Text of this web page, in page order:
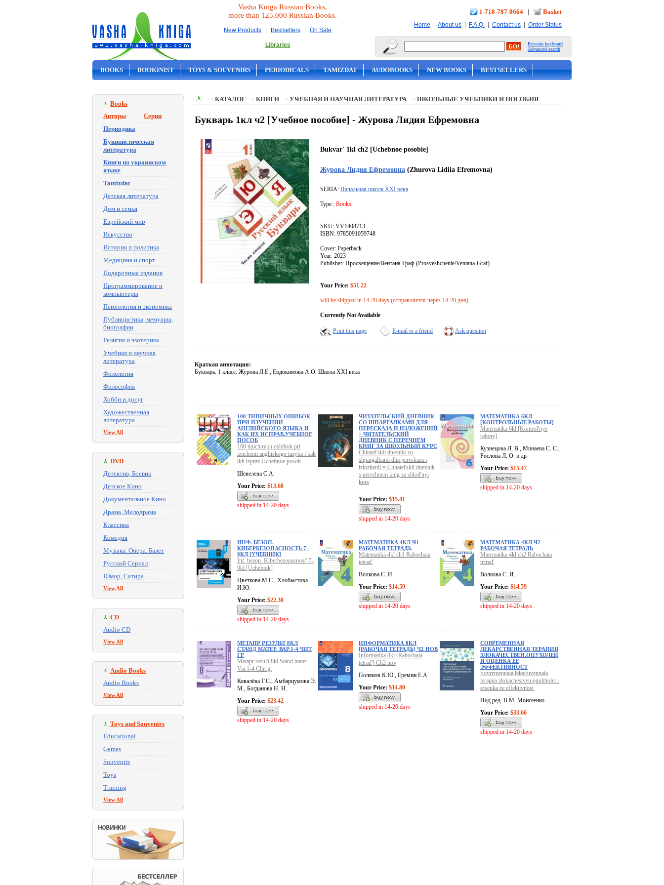
Vasha Kniga Russian Books,
more than 125,000 Russian Books.
New Products | Bestsellers | On Sale
Libraries
1-718-787-0664 | Basket
Home | About us | F.A.Q. | Contact us | Order Status
Russian keyboard
Advanced search
BOOKS BOOKINIST TOYS & SOUVENIRS PERIODICALS TAMIZDAT AUDOBOOKS NEW BOOKS BESTSELLERS
Books
Авторы
Серии
Периодика
Букинистическая
литература
Книги на украинском
языке
Tamizdat
Детская литература
Дом и семья
Еврейский мир
Искусство
История и политика
Медицина и спорт
Подарочные издания
Программирование и
компьютеры
Психология и экономика
Публицистика, мемуары,
биографии
Религия и эзотерика
Учебная и научная
литература
Филология
Философия
Хобби и досуг
Художественная
литература
View All
DVD
Детектив, Боевик
Детское Кино
Документальное Кино
Драма. Мелодрама
Классика
Комедия
Музыка. Опера. Балет
Русский Сериал
Юмор, Сатира
View All
CD
Audio CD
View All
Audio Books
Audio Books
View All
Toys and Souvenirs
Educational
Games
Souvenirs
Toys
Training
View All
КАТАЛОГ КНИГИ УЧЕБНАЯ И НАУЧНАЯ ЛИТЕРАТУРА ШКОЛЬНЫЕ УЧЕБНИКИ И ПОСОБИЯ
Букварь 1кл ч2 [Учебное пособие] - Журова Лидия Ефремовна
Bukvar' 1kl ch2 [Uchebnoe posobie]
Журова Лидия Ефремовна (Zhurova Lidiia Efremovna)
SERIA: Начальная школа ХХI века
Type : Books
SKU: VV1408713
ISBN: 9785091059748
Cover: Paperback
Year: 2023
Publisher: Просвещение/Вентана-Граф (Prosveshchenie/Ventana-Graf)
Your Price: $51.22
will be shipped in 14-20 days (отправляется через 14-20 дня)
Currently Not Available
Print this page E-mail to a friend Ask question
Краткая аннотация:
Букварь. 1 класс. Журова Л.Е., Евдокимова А.О. Школа XXI века
100 ТИПИЧНЫХ ОШИБОК
ПРИ ИЗУЧЕНИИ
АНГЛИЙСКОГО ЯЗЫКА И
КАК ИХ ИСПРАВ.УЧЕБНОЕ
ПОСОБ
100 tipichnykh oshibok pri
izuchenii angliiskogo iazyka i kak
ikh isprav.Uchebnoe posob
Шевелева С.А.
Your Price: $13.68
shipped in 14-20 days
ЧИТАТЕЛЬСКИЙ ДНЕВНИК
СО ШПАРГАЛКАМИ ДЛЯ
ПЕРЕСКАЗА И ИЗЛОЖЕНИЙ
= ЧИТАТЕЛЬСКИЙ
ДНЕВНИК С ПЕРЕЧНЕМ
КНИГ ЗА ШКОЛЬНЫЙ КУРС
Chitatel'skii dnevnik so
shpargalkami dlia pereskaza i
izlozhenii = Chitatel'skii dnevnik
s perechnem knig za shkol'nyi
kurs
Your Price: $15.41
shipped in 14-20 days
МАТЕМАТИКА 6КЛ
[КОНТРОЛЬНЫЕ РАБОТЫ]
Matematika 6kl [Kontrol'nye
raboty]
Кузнецова Л. В., Минаева С. С.,
Рослова Л. О. и др
Your Price: $15.47
shipped in 14-20 days
ИНФ. БЕЗОП.
КИБЕРБЕЗОПАСНОСТЬ 7–
9КЛ [УЧЕБНИК]
Inf. bezop. Kiberbezopasnost' 7–
9kl [Uchebnik]
Цветкова М.С., Хлобыстова
И.Ю.
Your Price: $22.30
shipped in 14-20 days
МАТЕМАТИКА 4КЛ Ч1
РАБОЧАЯ ТЕТРАДЬ
Matematika 4kl ch1 Rabochaia
tetrad'
Волкова С. И.
Your Price: $14.59
shipped in 14-20 days
МАТЕМАТИКА 4КЛ Ч2
РАБОЧАЯ ТЕТРАДЬ
Matematika 4kl ch2 Rabochaia
tetrad'
Волкова С. И.
Your Price: $14.59
shipped in 14-20 days
МЕТАПР РЕЗУЛЬТ 8КЛ
СТАНД МАТЕР. ВАР.1-4 ЧИТ
ГР
Metapr rezul't 8kl Stand mater.
Var.1-4 Chit gr
Ковалёва Г.С., Амбарцумова Э.
М., Богданова Н. Н.
Your Price: $23.42
shipped in 14-20 days
ИНФОРМАТИКА 8КЛ
[РАБОЧАЯ ТЕТРАДЬ] Ч2 НОВ
Informatika 8kl [Rabochaia
tetrad'] Ch2 nov
Поляков К.Ю., Еремин Е.А.
Your Price: $14.80
shipped in 14-20 days
СОВРЕМЕННАЯ
ЛЕКАРСТВЕННАЯ ТЕРАПИЯ
ЗЛОКАЧЕСТВЕН.ОПУХОЛЕЙ
И ОЦЕНКА ЕЕ
ЭФФЕКТИВНОСТ
Sovremennaia lekarstvennaia
terapiia zlokachestven.opukholei i
otsenka ee effektivnost
Под ред. В.М. Моисеенко
Your Price: $33.66
shipped in 14-20 days